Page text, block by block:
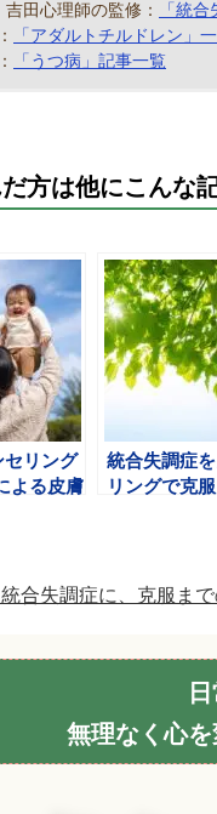
吉田心理師の監修：
「統
「アダルトチルドレン」
「うつ病」記事一覧
方は他にこんな
リング
よる皮膚
統合失調症
リングで克
合失調症に、克服ま
無理なく心